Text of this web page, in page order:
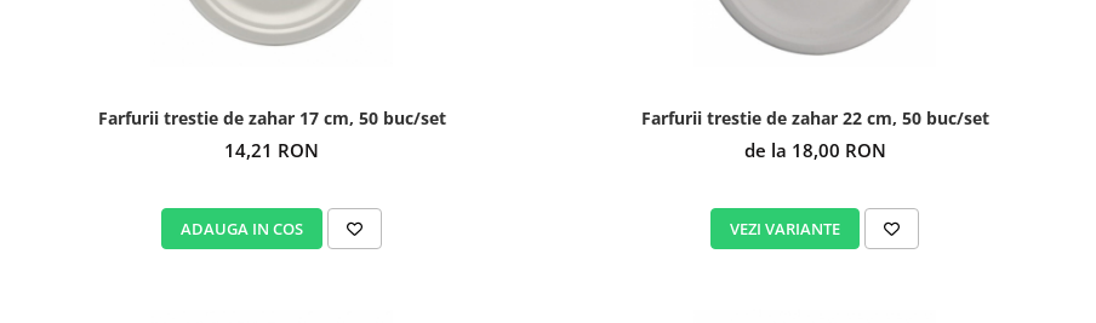
Farfurii trestie de zahar 17 cm, 50 buc/set
14,21 RON
ADAUGA IN COS
Farfurii trestie de zahar 22 cm, 50 buc/set
de la 18,00 RON
VEZI VARIANTE